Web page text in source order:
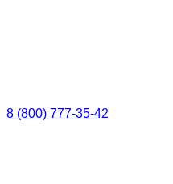
8 (800) 777-35-42